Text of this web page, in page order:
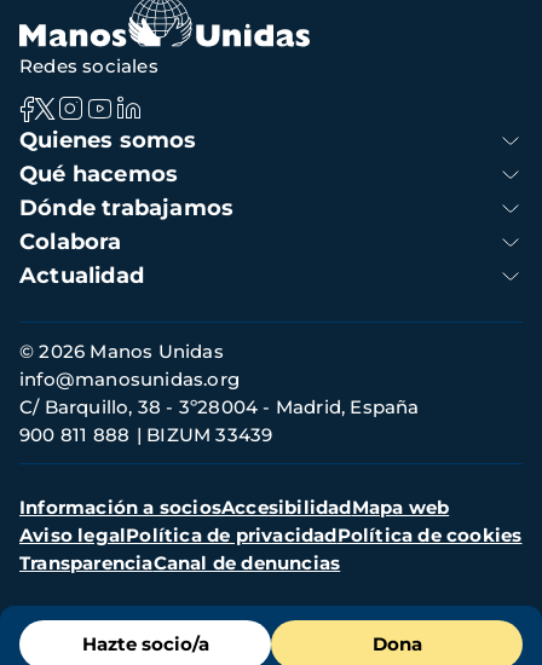
Menú
de
Hazte socio/a Dona
Navegación
principal
Quienes somos
Qué hacemos
Dónde trabajamos
Colabora
Actualidad
Redes sociales
Información
de
contacto
© 2026 Manos Unidas
C/ Barquillo, 38 - 3º28004 - Madrid, España
900 811 888
BIZUM 33439
info@manosunidas.org
Menú
secundario
Información a sociosAccesibilidadMapa web
Aviso legalPolítica de privacidadPolítica de cookies
TransparenciaCanal de denuncias